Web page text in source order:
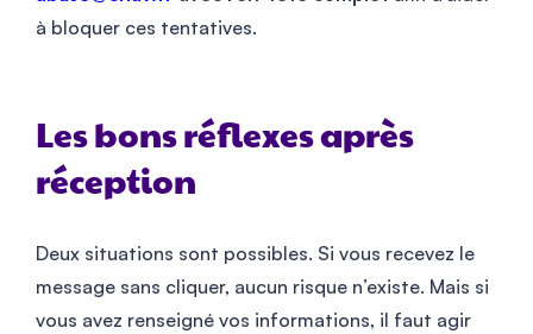
à bloquer ces tentatives.
Les bons réflexes après
réception
Deux situations sont possibles. Si vous recevez le
message sans cliquer, aucun risque n’existe. Mais si
vous avez renseigné vos informations, il faut agir